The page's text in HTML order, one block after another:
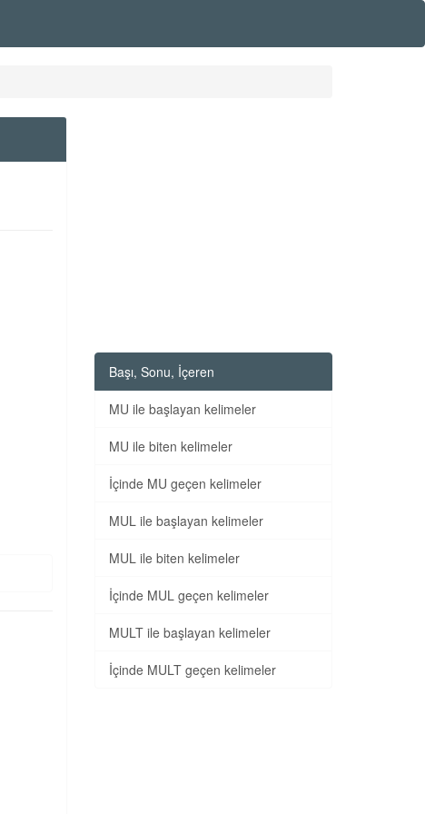
Başı, Sonu, İçeren
MU ile başlayan kelimeler
MU ile biten kelimeler
İçinde MU geçen kelimeler
MUL ile başlayan kelimeler
MUL ile biten kelimeler
İçinde MUL geçen kelimeler
MULT ile başlayan kelimeler
İçinde MULT geçen kelimeler